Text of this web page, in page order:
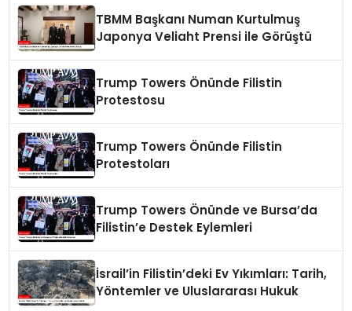
TBMM Başkanı Numan Kurtulmuş
Japonya Veliaht Prensi ile Görüştü
Trump Towers Önünde Filistin
Protestosu
Trump Towers Önünde Filistin
Protestoları
Trump Towers Önünde ve Bursa’da
Filistin’e Destek Eylemleri
İsrail’in Filistin’deki Ev Yıkımları: Tarih,
Yöntemler ve Uluslararası Hukuk